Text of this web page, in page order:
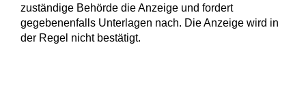
zuständige Behörde die Anzeige und fordert
gegebenenfalls Unterlagen nach. Die Anzeige wird in
der Regel nicht bestätigt.